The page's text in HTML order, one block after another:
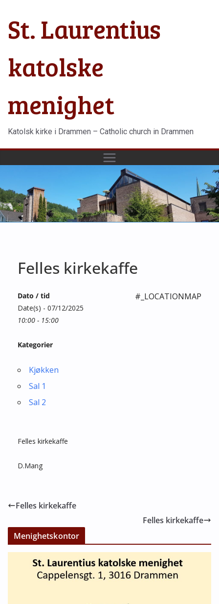
innholdet
St. Laurentius
katolske
menighet
Katolsk kirke i Drammen – Catholic church in Drammen
Felles kirkekaffe
#_LOCATIONMAP
Dato / tid
Date(s) - 07/12/2025
10:00 - 15:00
Kategorier
Kjøkken
Sal 1
Sal 2
Felles kirkekaffe
D.Mang
Felles kirkekaffe
Felles kirkekaffe
Menighetskontor